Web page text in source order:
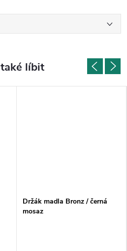
Držák madla Bronz / černá
mosaz